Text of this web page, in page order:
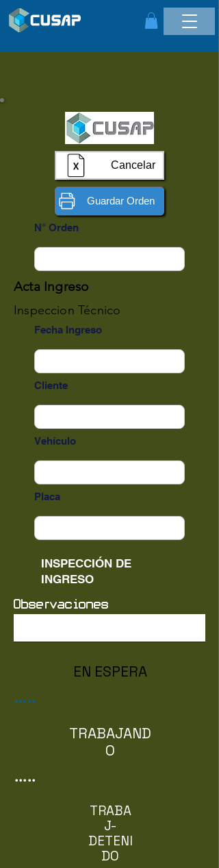
Cancelar
Guardar Orden
N° Orden
Acta Ingreso
Inspeccion Técnico
Fecha Ingreso
Cliente
Vehículo
Placa
INSPECCIÓN DE
INGRESO
Observaciones
EN ESPERA
.....
TRABAJAND
O
.....
TRABA
J-
DETENI
DO